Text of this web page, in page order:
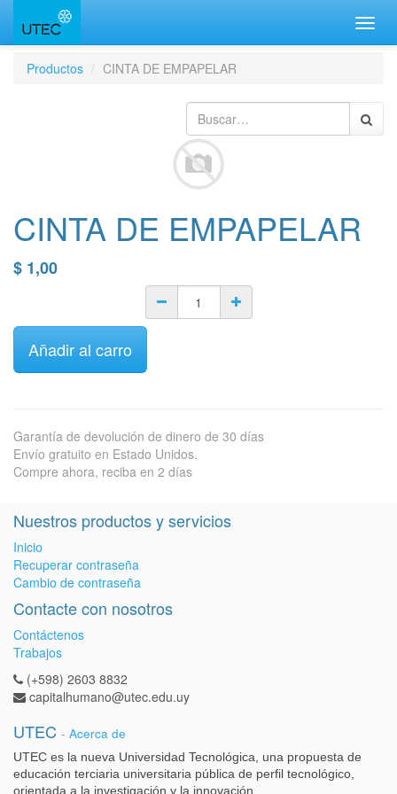
Productos
CINTA DE EMPAPELAR
CINTA DE EMPAPELAR
$ 1,00
Añadir al carro
Garantía de devolución de dinero de 30 días
Envío gratuito en Estado Unidos.
Compre ahora, reciba en 2 días
Nuestros productos y servicios
Inicio
Recuperar contraseña
Cambio de contraseña
Contacte con nosotros
Contáctenos
Trabajos
(+598) 2603 8832
capitalhumano@utec.edu.uy
UTEC - Acerca de
UTEC es la nueva Universidad Tecnológica, una propuesta de
educación terciaria universitaria pública de perfil tecnológico,
orientada a la investigación y la innovación.